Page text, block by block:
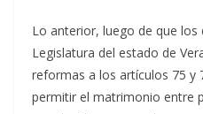
Lo anterior, luego de que los
Legislatura del estado de
reformas a los artículos 75 y
permitir el matrimonio entre